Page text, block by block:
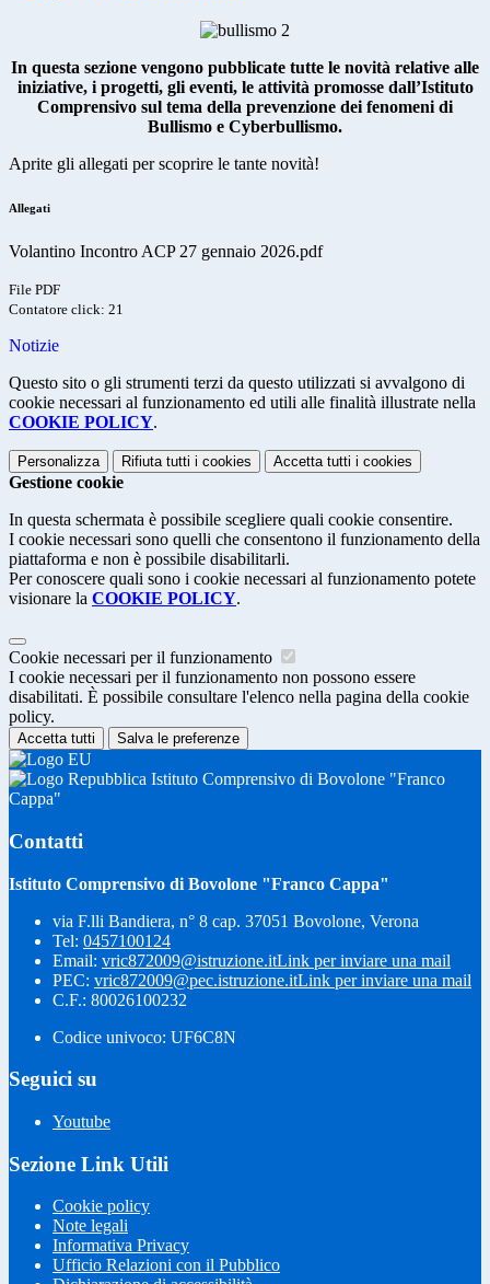
In questa sezione vengono pubblicate tutte le novità relative alle
iniziative, i progetti, gli eventi, le attività promosse dall’Istituto
Comprensivo sul tema della prevenzione dei fenomeni di
Bullismo e Cyberbullismo.
Aprite gli allegati per scoprire le tante novità!
Allegati
Volantino Incontro ACP 27 gennaio 2026.pdf
File PDF
Contatore click: 21
Notizie
Questo sito o gli strumenti terzi da questo utilizzati si avvalgono di
cookie necessari al funzionamento ed utili alle finalità illustrate nella
COOKIE POLICY.
Personalizza Rifiuta tutti i cookies Accetta tutti i cookies
Gestione cookie
In questa schermata è possibile scegliere quali cookie consentire.
I cookie necessari sono quelli che consentono il funzionamento della
piattaforma e non è possibile disabilitarli.
Per conoscere quali sono i cookie necessari al funzionamento potete
visionare la COOKIE POLICY.
Cookie necessari per il funzionamento
I cookie necessari per il funzionamento non possono essere
disabilitati. È possibile consultare l'elenco nella pagina della cookie
policy.
Accetta tutti Salva le preferenze
Istituto Comprensivo di Bovolone "Franco
Cappa"
Contatti
Istituto Comprensivo di Bovolone "Franco Cappa"
via F.lli Bandiera, n° 8 cap. 37051 Bovolone, Verona
Tel: 0457100124
Email: vric872009@istruzione.itLink per inviare una mail
PEC: vric872009@pec.istruzione.itLink per inviare una mail
C.F.: 80026100232
Codice univoco: UF6C8N
Seguici su
Youtube
Sezione Link Utili
Cookie policy
Note legali
Informativa Privacy
Ufficio Relazioni con il Pubblico